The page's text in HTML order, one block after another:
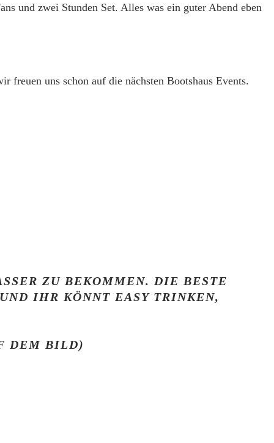
und zwei Stunden Set. Alles was ein guter Abend eben
freuen uns schon auf die nächsten Bootshaus Events.
ZU BEKOMMEN. DIE BESTE
IHR KÖNNT EASY TRINKEN,
DEM BILD)